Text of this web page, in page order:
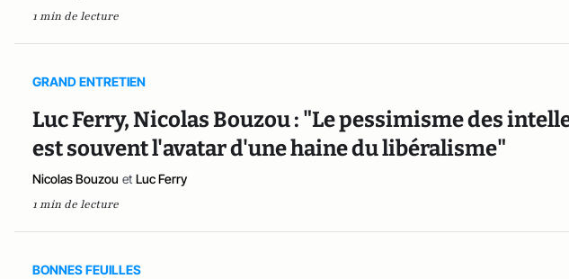
1 min de lecture
GRAND ENTRETIEN
Luc Ferry, Nicolas Bouzou : "Le pessimisme des
est souvent l'avatar d'une haine du libéralisme"
Nicolas Bouzou et Luc Ferry
1 min de lecture
BONNES FEUILLES